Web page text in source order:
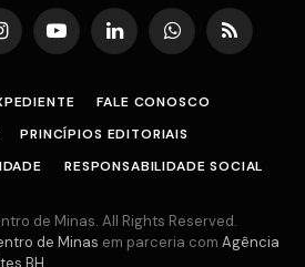
YouTubeLinkedInWhatsAppRSS
FALE CONOSCO
PRINCÍPIOS EDITORIAIS
RESPONSABILIDADE SOCIAL
de Minas. All Rights Reserved.
de Minas em parceria com Agência
BH